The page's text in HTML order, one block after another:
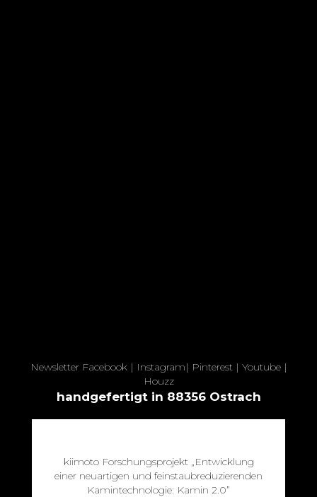
Newsletter Facebook| Instagram| Pinterest| Youtube|
Houzz
handgefertigt in 88356 Ostrach
kiimoto Forschungsprojekt „Entwicklung
einer neuartigen und feinstaubreduzierenden
Kamintechnologie: Kamin 2.0”